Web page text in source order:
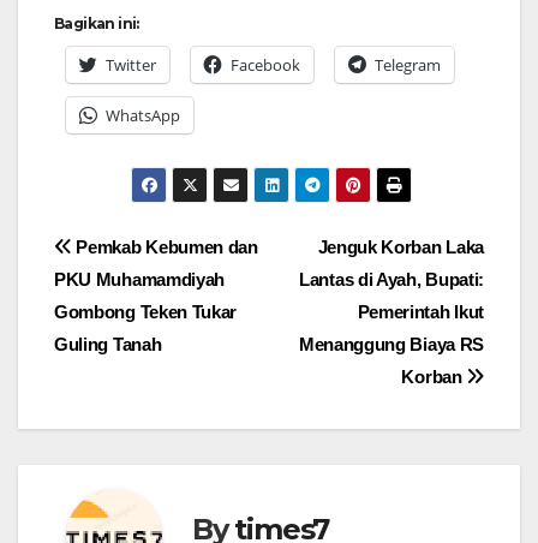
Bagikan ini:
Twitter Facebook Telegram
WhatsApp
Navigasi
pos
Jenguk Korban Laka
Lantas di Ayah, Bupati:
Pemerintah Ikut
Menanggung Biaya RS
Korban
Pemkab Kebumen dan
PKU Muhamamdiyah
Gombong Teken Tukar
Guling Tanah
Bytimes7